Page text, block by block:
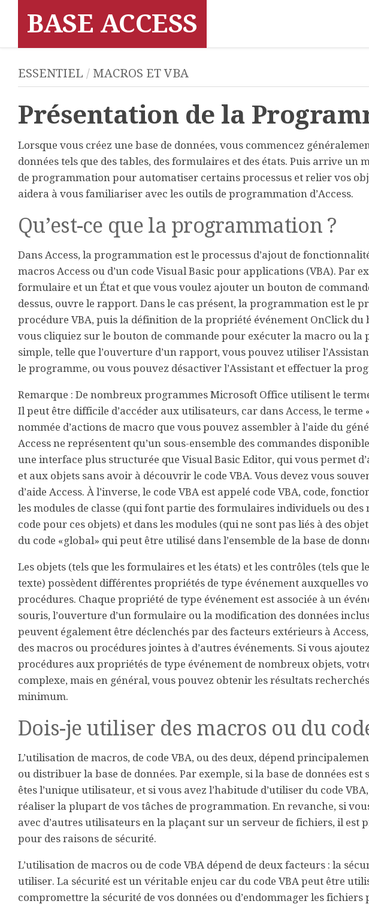
contentBASE ACCESS
ESSENTIEL / MACROS ET VBA
Présentation de la
Lorsque vous créez une base de données, vous commencez
données tels que des tables, des formulaires et des états. Puis arrive un
de programmation pour automatiser certains processus et relier vos
aidera à vous familiariser avec les outils de programmation d’Access.
Qu’est-ce que la programmation ?
Dans Access, la programmation est le processus d’ajout de
macros Access ou d’un code Visual Basic pour applications (VBA). Par
formulaire et un État et que vous voulez ajouter un bouton de
dessus, ouvre le rapport. Dans le cas présent, la programmation est le
procédure VBA, puis la définition de la propriété événement OnClickdu
vous cliquiez sur le bouton de commande pour exécuter la macro ou la
simple, telle que l’ouverture d’un rapport, vous pouvez utiliser
le programme, ou vous pouvez désactiver l’Assistant et effectuer la
Remarque : De nombreux programmes Microsoft Office utilisent le
Il peut être difficile d’accéder aux utilisateurs, car dans Access, le
nommée d’actions de macro que vous pouvez assembler à l’aide du
Access ne représentent qu’un sous-ensemble des commandes
une interface plus structurée que Visual Basic Editor, qui vous permet
et aux objets sans avoir à découvrir le code VBA. Vous devez vous
d’aide Access. À l’inverse, le code VBA est appelé code VBA, code,
les modules de classe (qui font partie des formulaires individuels ou
code pour ces objets) et dans les modules (qui ne sont pas liés à des
du code «global» qui peut être utilisé dans l’ensemble de la base de
Les objets (tels que les formulaires et les états) et les contrôles (tels que
texte) possèdent différentes propriétés de type événement auxquelles
procédures. Chaque propriété de type événement est associée à un
souris, l’ouverture d’un formulaire ou la modification des données
peuvent également être déclenchés par des facteurs extérieurs à
des macros ou procédures jointes à d’autres événements. Si vous
procédures aux propriétés de type événement de nombreux objets,
complexe, mais en général, vous pouvez obtenir les résultats
minimum.
Dois-je utiliser des macros ou du
L’utilisation de macros, de code VBA, ou des deux, dépend
ou distribuer la base de données. Par exemple, si la base de données
êtes l’unique utilisateur, et si vous avez l’habitude d’utiliser du code
réaliser la plupart de vos tâches de programmation. En revanche, si
avec d’autres utilisateurs en la plaçant sur un serveur de fichiers, il est
pour des raisons de sécurité.
L’utilisation de macros ou de code VBA dépend de deux facteurs : la
utiliser. La sécurité est un véritable enjeu car du code VBA peut être
compromettre la sécurité de vos données ou d’endommager les